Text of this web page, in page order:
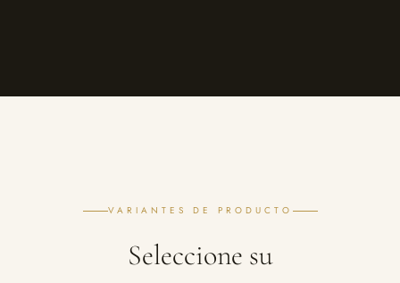
VARIANTES DE PRODUCTO
Seleccione su